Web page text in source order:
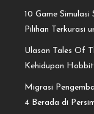
10 Game
Pilihan Terkurasi
Ulasan Tales Of
Kehidupan
Migrasi
4 Berada di